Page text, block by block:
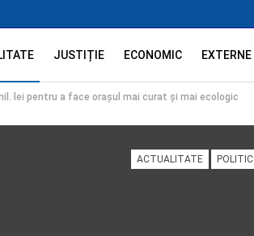
JUSTIȚIE ECONOMIC EXTERNE
lei pentru a face orașul mai curat și mai ecologic
ACTUALITATE POLITIC